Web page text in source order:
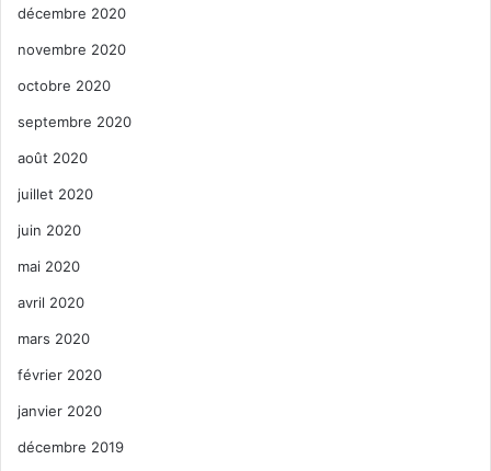
décembre 2020
novembre 2020
octobre 2020
septembre 2020
août 2020
juillet 2020
juin 2020
mai 2020
avril 2020
mars 2020
février 2020
janvier 2020
décembre 2019